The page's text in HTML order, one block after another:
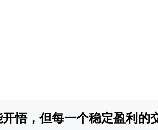
悟，但每一个稳定盈利的